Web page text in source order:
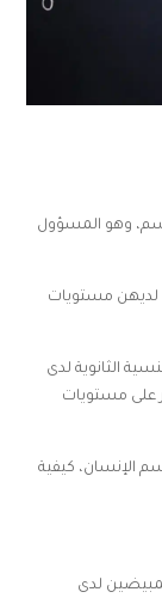
وهو المسؤول
لديهن مستويات
الثانوية لدى
على مستويات
الإنسان، كيفية
لدى